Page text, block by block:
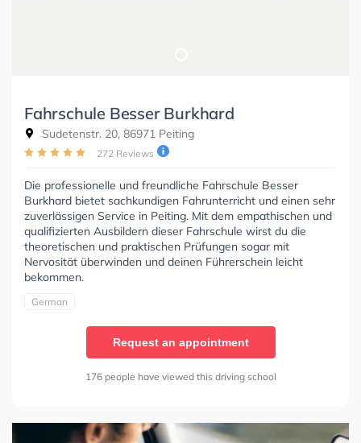
Fahrschule Besser Burkhard
Sudetenstr. 20, 86971 Peiting
272 Reviews
Die professionelle und freundliche Fahrschule Besser
Burkhard bietet sachkundigen Fahrunterricht und einen sehr
zuverlässigen Service in Peiting. Mit dem empathischen und
qualifizierten Ausbildern dieser Fahrschule wirst du die
theoretischen und praktischen Prüfungen sogar mit
Nervosität überwinden und deinen Führerschein leicht
bekommen.
German
Request an appointment
176 people have viewed this driving school